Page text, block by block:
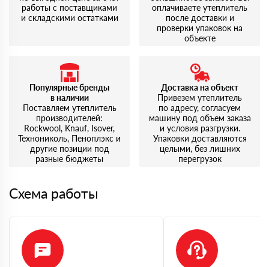
работы с поставщиками
и складскими остатками
оплачиваете утеплитель
после доставки и
проверки упаковок на
объекте
Популярные бренды
в наличии
Поставляем утеплитель
производителей:
Rockwool, Knauf, Isover,
Технониколь, Пеноплэкс и
другие позиции под
разные бюджеты
Доставка на объект
Привезем утеплитель
по адресу, согласуем
машину под объем заказа
и условия разгрузки.
Упаковки доставляются
целыми, без лишних
перегрузок
Схема работы